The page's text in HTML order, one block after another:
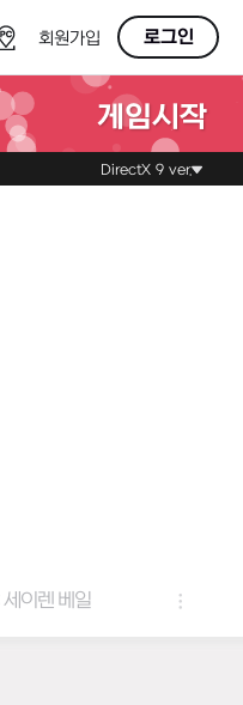
OFF회원가입 로그인
게임시작
DirectX 9 ver.
아바타 & 헤어 컬러 팔레트